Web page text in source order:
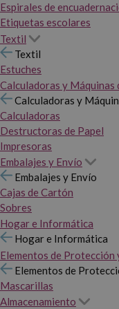
Espirales de
Etiquetas escolares
Textil
Textil
Estuches
Calculadoras y Máquinas
Calculadoras y
Calculadoras
Destructoras de Papel
Impresoras
Embalajes y Envío
Embalajes y Envío
Cajas de Cartón
Sobres
Hogar e Informática
Hogar e Informática
Elementos de Protección
Elementos de
Mascarillas
Almacenamiento